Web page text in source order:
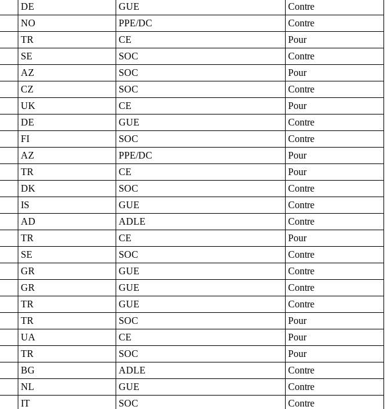
DE GUE
Contre
NO PPE/DC
Contre
TR CE
Pour
SE SOC
Contre
AZ SOC
Pour
CZ SOC
Contre
UK CE
Pour
DE GUE
Contre
FI SOC
Contre
AZ PPE/DC
Pour
TR CE
Pour
DK SOC
Contre
IS GUE
Contre
AD ADLE
Contre
TR CE
Pour
SE SOC
Contre
GR GUE
Contre
GR GUE
Contre
TR GUE
Contre
TR SOC
Pour
UA CE
Pour
TR SOC
Pour
BG ADLE
Contre
NL GUE
Contre
IT SOC
Contre